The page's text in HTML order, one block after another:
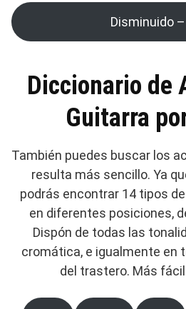
Disminuido
Diccionario de
Guitarra
También puedes buscar los
resulta más sencillo. Ya
podrás encontrar 14 tipos
en diferentes posiciones,
Dispón de todas las
cromática, e igualmente en
del trastero. Más